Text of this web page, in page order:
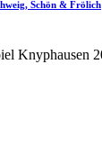
Schön & Frölich